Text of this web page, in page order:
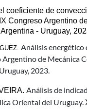
coeficiente de
Congreso Argentino
- Uruguay,
Análisis energético
de Mecánica
2023.
Análisis de
Oriental del Uruguay.